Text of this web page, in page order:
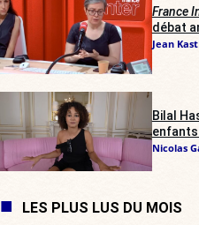
France
débat
Jean Kast
Bilal
enfants
Nicolas
LES PLUS LUS DU MOIS